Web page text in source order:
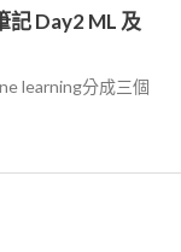
Day2 ML 及
learning分成三個